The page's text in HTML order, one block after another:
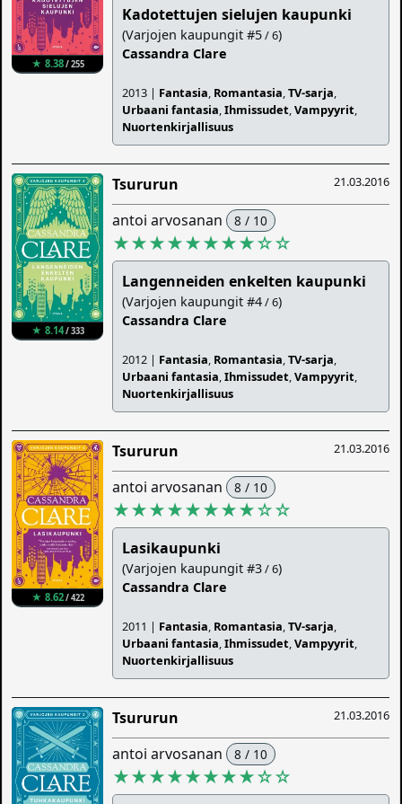
★ 8.38/ 255
Kadotettujen sielujen kaupunki
(Varjojen kaupungit #5/ 6)
Cassandra Clare
2013 | Fantasia, Romantasia,TV-sarja,
Urbaani fantasia,Ihmissudet,Vampyyrit,
Nuortenkirjallisuus
★ 8.14/ 333
21.03.2016
Tsururun
antoi arvosanan 8 / 10
★★★★★★★★☆☆
Langenneiden enkelten kaupunki
(Varjojen kaupungit #4/ 6)
Cassandra Clare
2012 | Fantasia, Romantasia,TV-sarja,
Urbaani fantasia,Ihmissudet,Vampyyrit,
Nuortenkirjallisuus
★ 8.62/ 422
21.03.2016
Tsururun
antoi arvosanan 8 / 10
★★★★★★★★☆☆
Lasikaupunki
(Varjojen kaupungit #3/ 6)
Cassandra Clare
2011 | Fantasia, Romantasia,TV-sarja,
Urbaani fantasia,Ihmissudet,Vampyyrit,
Nuortenkirjallisuus
21.03.2016
Tsururun
antoi arvosanan 8 / 10
★★★★★★★★☆☆